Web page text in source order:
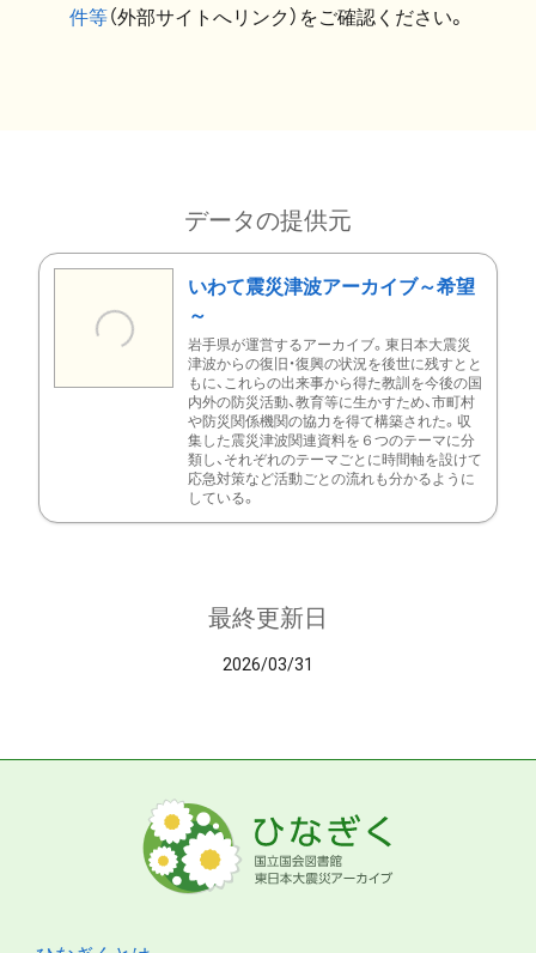
件等（外部サイトへリンク）をご確認ください。
データの提供元
いわて震災津波アーカイブ～希望
～
岩手県が運営するアーカイブ。東日本大震災
津波からの復旧・復興の状況を後世に残すとと
もに、これらの出来事から得た教訓を今後の国
内外の防災活動、教育等に生かすため、市町村
や防災関係機関の協力を得て構築された。収
集した震災津波関連資料を６つのテーマに分
類し、それぞれのテーマごとに時間軸を設けて
応急対策など活動ごとの流れも分かるように
している。
最終更新日
2026/03/31